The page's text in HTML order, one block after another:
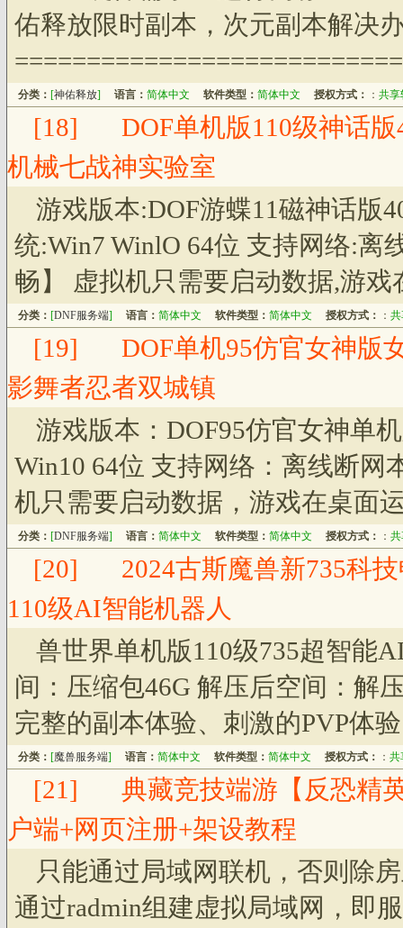
佑释放限时副本，次元副本解决
分类： [神佑释放] 语言： 简体中文 软件类型： 简体中文 授权方式： ： 共享
[18]
DOF单机版110级神话
机械七战神实验室
游戏版本:DOF游蝶11磁神话版
统:Win7 WinlO 64位 支持网络:离
畅】 虚拟机只需要启动数据,游
分类： [DNF服务端] 语言： 简体中文 软件类型： 简体中文 授权方式： ： 共
[19]
DOF单机95仿官女神版
影舞者忍者双城镇
游戏版本：DOF95仿官女神单
Win10 64位 支持网络：离线断
机只需要启动数据，游戏在桌面
分类： [DNF服务端] 语言： 简体中文 软件类型： 简体中文 授权方式： ： 共
[20]
2024古斯魔兽新735科
110级AI智能机器人
兽世界单机版110级735超智能
间：压缩包46G 解压后空间：解
完整的副本体验、刺激的PVP体
分类： [魔兽服务端] 语言： 简体中文 软件类型： 简体中文 授权方式： ： 共
[21]
典藏竞技端游【反恐精
户端+网页注册+架设教程
只能通过局域网联机，否则除
通过radmin组建虚拟局域网，即